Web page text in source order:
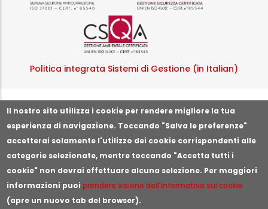
Il nostro sito utilizza i cookie per rendere migliore la tua
esperienza di navigazione. Toccando "Salva le preferenze"
accetterai solamente l'utilizzo dei cookie corrispondenti alle
categorie selezionate, mentre toccando "Accetta tutti i
cookie" non dovrai effettuare alcuna selezione. Per maggiori
informazioni puoiprendere visione dell'informativa sui cookie
(apre un nuovo tab del browser).
Logo certificazione ISO
Politica integrata Sistemi di Gestione (in Italian)
Segnala illeciti o irregolarità